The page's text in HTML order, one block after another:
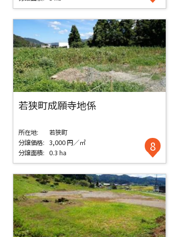
若狭町成願寺地係
所在地:
若狭町
分譲価格: 3,000 円／㎡
分譲面積: 0.3 ha 8